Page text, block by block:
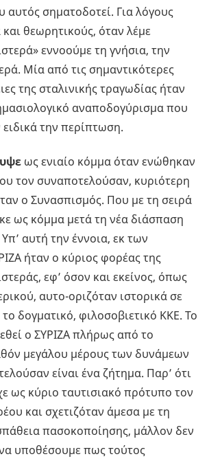
αυτός σηματοδοτεί. Για λόγους
θεωρητικούς, όταν λέμε
εννοούμε τη γνήσια, την
Μία από τις σημαντικότερες
της σταλινικής τραγωδίας ήταν
αναποδογύρισμα που
την περίπτωση.
ως ενιαίο κόμμα όταν ενώθηκαν
τον συναποτελούσαν, κυριότερη
ο Συνασπισμός. Που με τη σειρά
ως κόμμα μετά τη νέα διάσπαση
αυτή την έννοια, εκ των
ήταν ο κύριος φορέας της
εφ’ όσον και εκείνος, όπως
αυτο-οριζόταν ιστορικά σε
δογματικό, φιλοσοβιετικό ΚΚΕ. Το
ο ΣΥΡΙΖΑ πλήρως από το
μεγάλου μέρους των δυνάμεων
είναι ένα ζήτημα. Παρ’ ότι
ως κύριο ταυτισιακό πρότυπο τον
και σχετιζόταν άμεσα με τη
πασοκοποίησης, μάλλον δεν
υποθέσουμε πως τούτος